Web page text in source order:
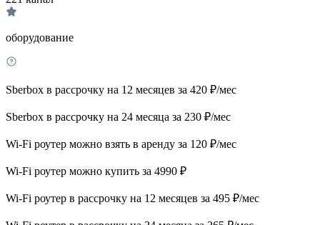
оборудование
Sberbox в рассрочку на 12 месяцев за 420 ₽/мес
Sberbox в рассрочку на 24 месяца за 230 ₽/мес
Wi-Fi роутер можно взять в аренду за 120 ₽/мес
Wi-Fi роутер можно купить за 4990 ₽
Wi-Fi роутер в рассрочку на 12 месяцев за 495 ₽/мес